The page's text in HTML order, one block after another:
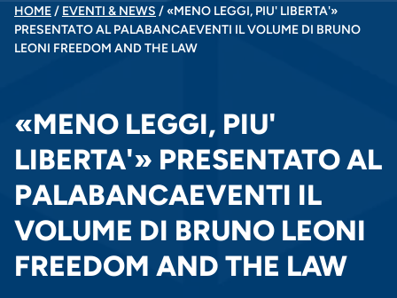
BRICIOLE
DI
HOME EVENTI & NEWS
«MENO LEGGI, PIU' LIBERTA'»
PRESENTATO AL PALABANCAEVENTI IL VOLUME DI BRUNO
LEONI FREEDOM AND THE LAW
«MENO LEGGI, PIU'
LIBERTA'» PRESENTATO AL
PALABANCAEVENTI IL
VOLUME DI BRUNO LEONI
FREEDOM AND THE LAW